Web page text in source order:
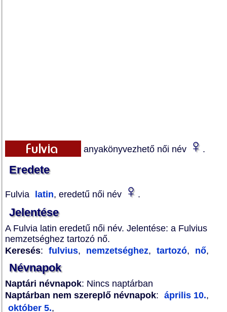
anyakönyvezhető női név ♀ .
Eredete
Fulvia latin, eredetű női név ♀ .
Jelentése
A Fulvia latin eredetű női név. Jelentése: a Fulvius
nemzetséghez tartozó nő.
Keresés: fulvius, nemzetséghez, tartozó, nő,
Névnapok
Naptári névnapok: Nincs naptárban
Naptárban nem szereplő névnapok: április 10.,
október 5.,